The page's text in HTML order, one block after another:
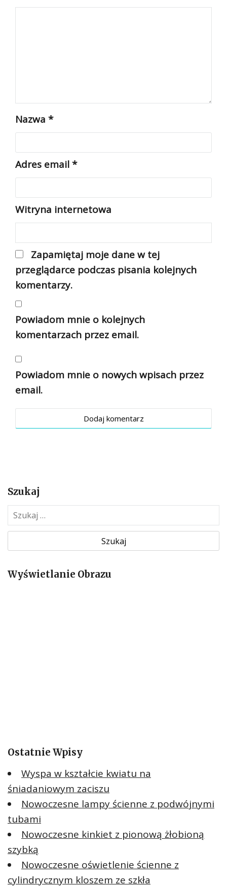
Nazwa *
Adres email*
Witryna internetowa
Zapamiętaj moje dane w tej
przeglądarce podczas pisania kolejnych
komentarzy.
Powiadom mnie o kolejnych
komentarzach przez email.
Powiadom mnie o nowych wpisach przez
email.
Szukaj
z
k
jWyświetlanie Obrazu
Ostatnie Wpisy
Wyspa w kształcie kwiatu na
śniadaniowym zaciszu
Nowoczesne lampy ścienne z podwójnymi
tubami
Nowoczesne kinkiet z pionową żłobioną
szybką
Nowoczesne oświetlenie ścienne z
cylindrycznym kloszem ze szkła